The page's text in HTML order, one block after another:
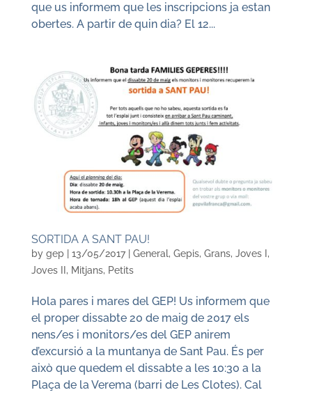
que us informem que les inscripcions ja estan
obertes. A partir de quin dia? El 12...
SORTIDA A SANT PAU!
by gep| 13/05/2017| General, Gepis, Grans, Joves I ,
Joves II , Mitjans, Petits
Hola pares i mares del GEP! Us informem que
el proper dissabte 20 de maig de 2017 els
nens/es i monitors/es del GEP anirem
d’excursió a la muntanya de Sant Pau. És per
això que quedem el dissabte a les 10:30 a la
Plaça de la Verema (barri de Les Clotes). Cal